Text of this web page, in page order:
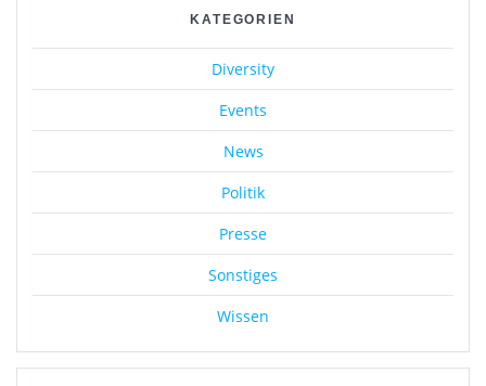
KATEGORIEN
Diversity
Events
News
Politik
Presse
Sonstiges
Wissen